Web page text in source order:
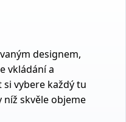
designem,
vkládání a
vybere každý tu
skvěle objeme